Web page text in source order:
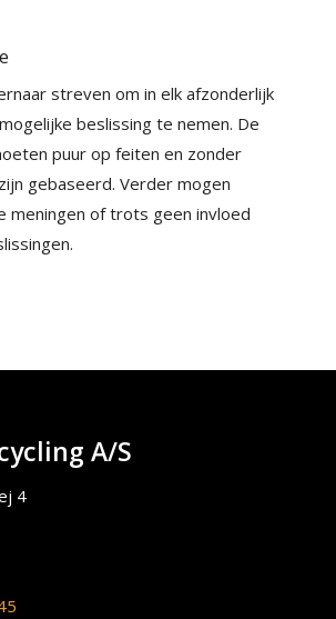
streven om in elk afzonderlijk
beslissing te nemen. De
puur op feiten en zonder
gebaseerd. Verder mogen
meningen of trots geen invloed
A/S
4